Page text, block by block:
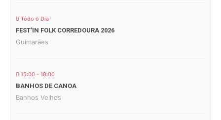
Todo o Dia
FEST’IN FOLK CORREDOURA 2026
Guimarães
15:00 - 18:00
BANHOS DE CANOA
Banhos Velhos